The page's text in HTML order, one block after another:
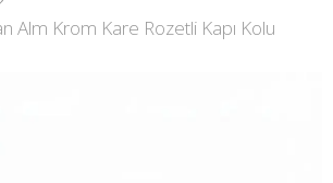
Alm Krom Kare Rozetli Kapı Kolu